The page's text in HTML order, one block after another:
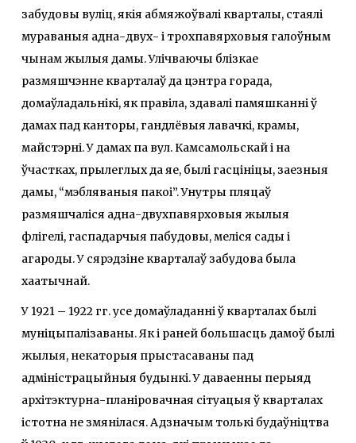
забудовы вуліц, якія абмяжоўвалі кварталы, стаялі
мураваныя адна-двух- і трохпавярховыя галоўным
чынам жылыя дамы. Улічваючы блізкае
размяшчэнне кварталаў да цэнтра горада,
домаўладальнікі, як правіла, здавалі памяшканні ў
дамах пад канторы, гандлёвыя лавачкі, крамы,
майстэрні. У дамах па вул. Камсамольскай і на
ўчастках, прылеглых да яе, былі гасцініцы, заезныя
дамы, “мэбляваныя пакоі”. Унутры пляцаў
размяшчаліся адна-двухпавярховыя жылыя
флігелі, гаспадарчыя пабудовы, меліся сады і
агароды. У сярэдзіне кварталаў забудова была
хаатычнай.
У 1921 – 1922 гг. усе домаўладанні ў кварталах былі
муніцыпалізаваны. Як і раней большасць дамоў былі
жылыя, некаторыя прыстасаваны пад
адміністрацыйныя будынкі. У даваенны перыяд
архітэктурна-планіровачная сітуацыя ў кварталах
істотна не змянілася. Адзначым толькі будаўніцтва